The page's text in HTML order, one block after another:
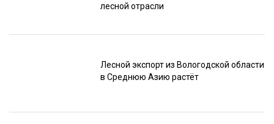
лесной отрасли
Лесной экспорт из Вологодской области
в Среднюю Азию растёт